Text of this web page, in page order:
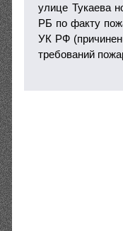
улице Тукаева
РБ по факту
УК РФ
требований